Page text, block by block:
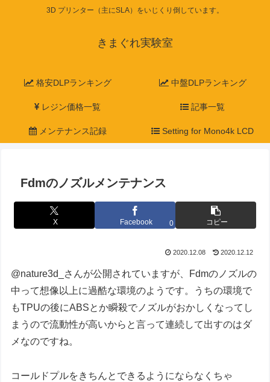
3D プリンター（主にSLA）をいじくり倒しています。
きまぐれ実験室
格安DLPランキング 中盤DLPランキング
レジン価格一覧 記事一覧
メンテナンス記録 Setting for Mono4k LCD
Fdmのノズルメンテナンス
X Facebook 0 コピー
2020.12.08 2020.12.12
@nature3d_さんが公開されていますが、Fdmのノズルの
中って想像以上に過酷な環境のようです。うちの環境で
もTPUの後にABSとか瞬殺でノズルがおかしくなってし
まうので流動性が高いからと言って連続して出すのはダ
メなのですね。
コールドプルをきちんとできるようにならなくちゃ